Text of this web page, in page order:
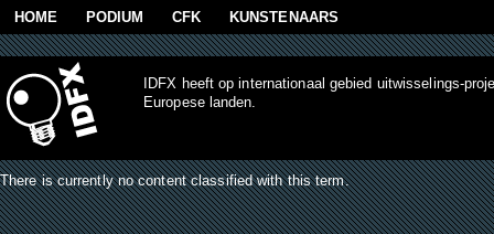
Skip to main content
HOME PODIUM CFK KUNSTENAARS
IDFX heeft op internationaal gebied uitwisselings-
Europese landen.
There is currently no content classified with this term.